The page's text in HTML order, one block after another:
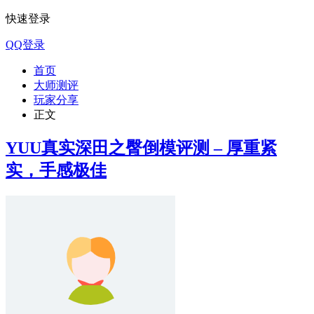
快速登录
QQ登录
首页
大师测评
玩家分享
正文
YUU真实深田之臀倒模评测 – 厚重紧
实，手感极佳